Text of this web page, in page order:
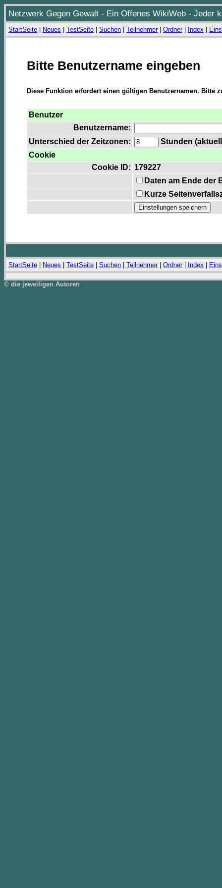
Netzwerk Gegen Gewalt - Ein Offenes WikiWeb - Jeder
StartSeite Neues TestSeite Suchen Teilnehmer| Ordner| Index
Bitte Benutzername eingeben
Diese Funktion erfordert einen gültigen Benutzernamen. Bitte
Benutzer
Benutzername:
Unterschied der Zeitzonen:
Stunden
Cookie
Cookie ID: 179227
Daten am Ende der
Kurze
StartSeite Neues TestSeite Suchen Teilnehmer| Ordner| Index
© die jeweiligen Autoren